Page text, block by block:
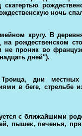
ночь
кругу. В
рождественском
не проник во
дней").
Троица, дни
в беге,
с ближайшими
пышек, печенья,